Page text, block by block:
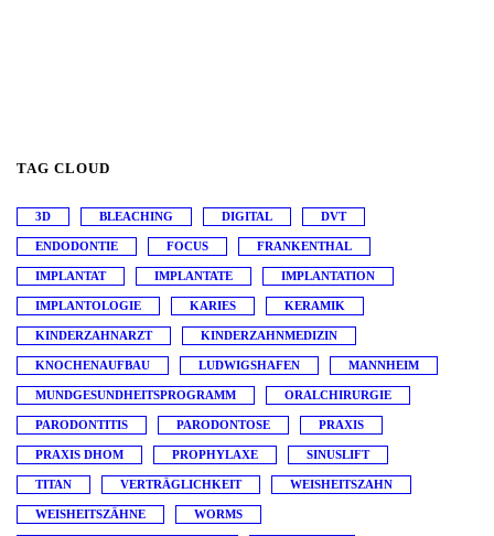
TAG CLOUD
3D BLEACHING DIGITAL DVT
ENDODONTIE FOCUS FRANKENTHAL
IMPLANTAT IMPLANTATE IMPLANTATION
IMPLANTOLOGIE KARIES KERAMIK
KINDERZAHNARZT KINDERZAHNMEDIZIN
KNOCHENAUFBAU LUDWIGSHAFEN MANNHEIM
MUNDGESUNDHEITSPROGRAMM ORALCHIRURGIE
PARODONTITIS PARODONTOSE PRAXIS
PRAXIS DHOM PROPHYLAXE SINUSLIFT
TITAN VERTRÄGLICHKEIT WEISHEITSZAHN
WEISHEITSZÄHNE WORMS